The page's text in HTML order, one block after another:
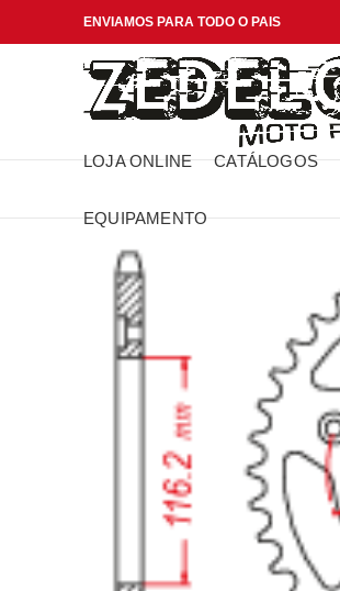
ENVIAMOS PARA TODO O PAIS
LOJA ONLINE CATÁLOGOS
EQUIPAMENTO